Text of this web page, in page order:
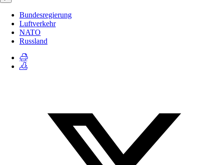
Bundesregierung
Luftverkehr
NATO
Russland